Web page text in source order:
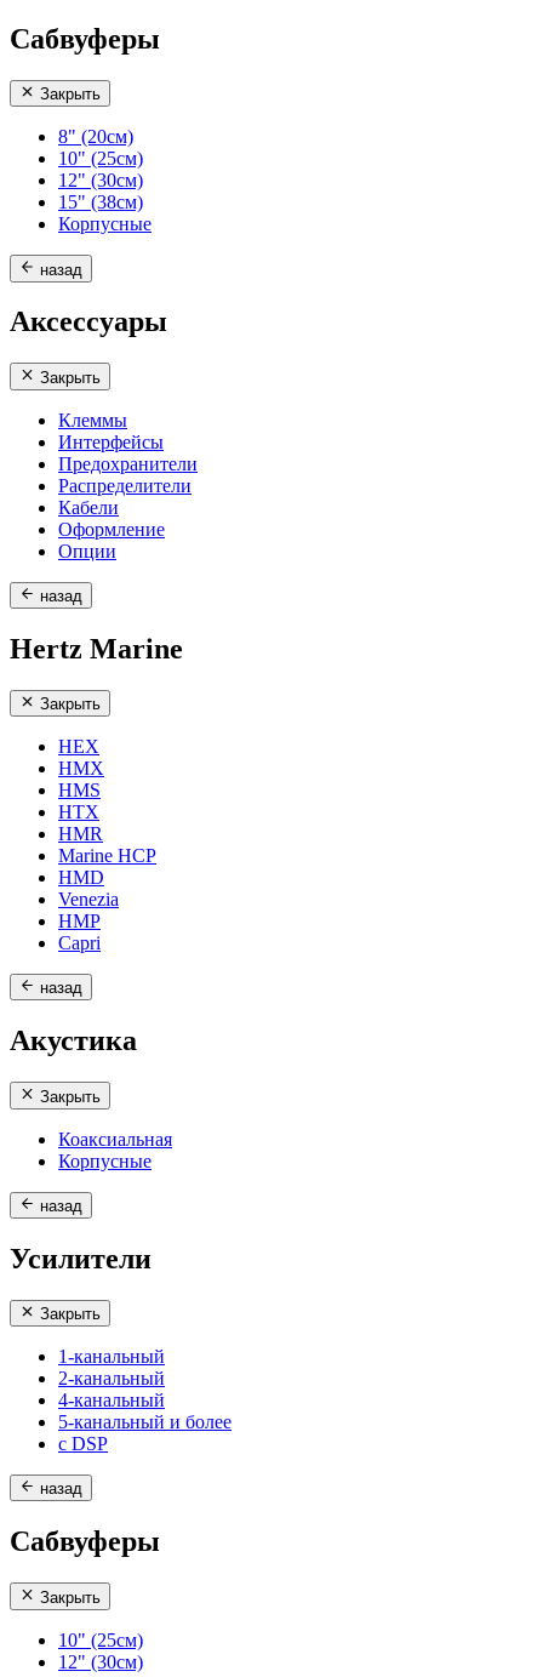
Сабвуферы
Закрыть
8" (20см)
10" (25см)
12" (30см)
15" (38см)
Корпусные
назад
Аксессуары
Закрыть
Клеммы
Интерфейсы
Предохранители
Распределители
Кабели
Оформление
Опции
назад
Hertz Marine
Закрыть
HEX
HMX
HMS
HTX
HMR
Marine HCP
HMD
Venezia
HMP
Capri
назад
Акустика
Закрыть
Коаксиальная
Корпусные
назад
Усилители
Закрыть
1-канальный
2-канальный
4-канальный
5-канальный и более
с DSP
назад
Сабвуферы
Закрыть
10" (25см)
12" (30см)